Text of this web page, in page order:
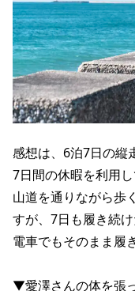
感想は、6泊7日の縦
7日間の休暇を利用
山道を通りながら歩
すが、7日も履き続
電車でもそのまま履
▼愛澤さんの体を張